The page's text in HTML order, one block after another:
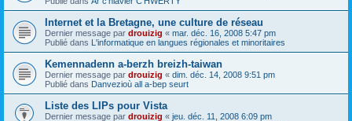
Internet et la Bretagne, une culture de réseau
Dernier message par drouizig « mar. déc. 16, 2008 5:47 pm
Publié dans L'informatique en langues régionales et minoritaires
Kemennadenn a-berzh breizh-taiwan
Dernier message par drouizig « dim. déc. 14, 2008 9:51 pm
Publié dans Danvezioù all a-bep seurt
Liste des LIPs pour Vista
Dernier message par drouizig « jeu. déc. 11, 2008 6:09 pm